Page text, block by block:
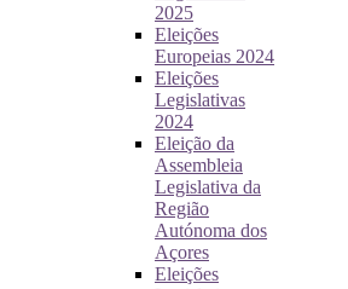
2025
Eleições
Europeias 2024
Eleições
Legislativas
2024
Eleição da
Assembleia
Legislativa da
Região
Autónoma dos
Açores
Eleições